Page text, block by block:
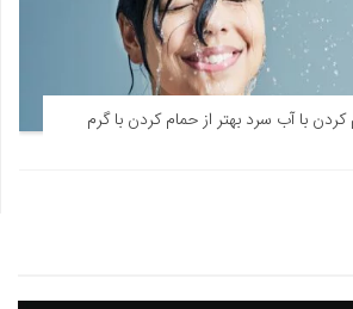
با آب سرد بهتر از حمام کردن با گرم